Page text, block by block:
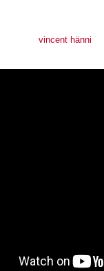
vincent hänni